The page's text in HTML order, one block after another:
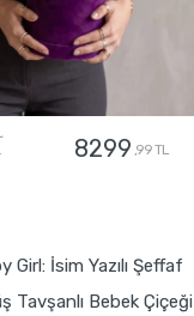
8299 ,99 TL
Girl: İsim Yazılı Şeffaf
Tavşanlı Bebek Çiçeği